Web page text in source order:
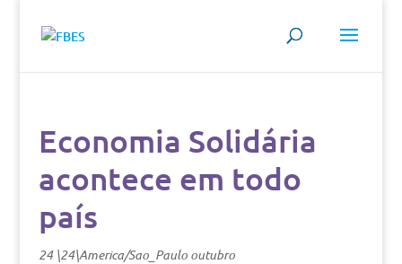
Economia Solidária
acontece em todo
país
24 \24\America/Sao_Paulo outubro